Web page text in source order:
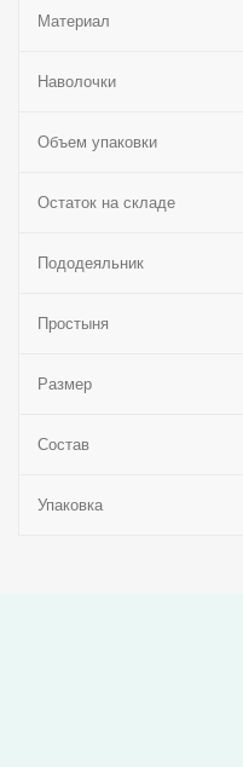
Материал
Наволочки
Объем упаковки
Остаток на складе
Пододеяльник
Простыня
Размер
Состав
Упаковка